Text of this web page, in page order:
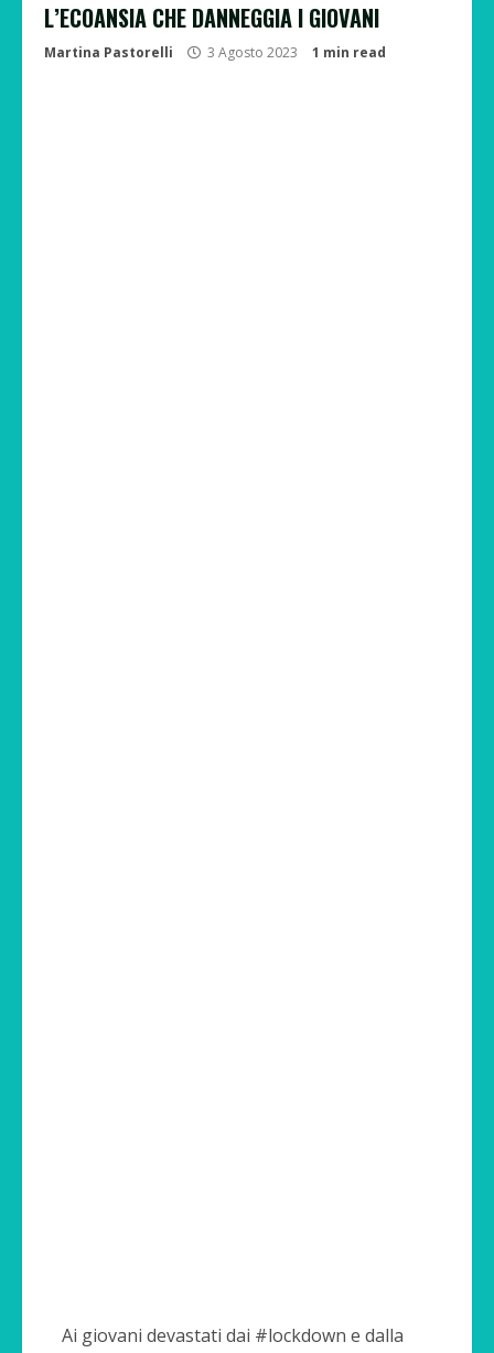
L’ECOANSIA CHE DANNEGGIA I GIOVANI
Martina Pastorelli 3 Agosto 2023 1 min read
Ai giovani devastati dai #lockdown e dalla